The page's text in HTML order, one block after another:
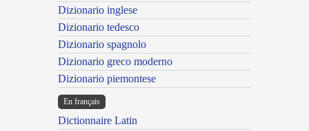
Dizionario inglese
Dizionario tedesco
Dizionario spagnolo
Dizionario greco moderno
Dizionario piemontese
En français
Dictionnaire Latin